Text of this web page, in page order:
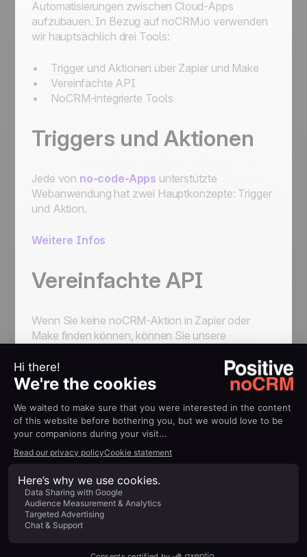
Automatisierungsmaschine mit Zapier erstellt
Einem Lead zuweisen, eine E-Mail senden,
ihn zum nächsten Schritt bewegen und dann
Zuweisung eines eingehenden Leads, der
eine bestimmte Bedingung erfüllt, an einen
Vertriebsmitarbeiter
einen Vertriebsmitarbeiter Ihrer Wahl
Erste Schritte zur Automatisierung:
optimierte Prozesse
Automatisierungen zwischen Cloud-Apps
aufzubauen. In Bezug auf noCRM.io verwenden
wir hauptsächlich drei Tools:
Trigger und Aktionen über Zapier und Make
Vereinfachte API
NoCRM-integrierte Tools
Triggers und Aktionen
Jede von no-code-Apps unterstützte
Webanwendung hat zwei Hauptkonzepte: Trigger
und Aktion.
Weitere Infos
Vereinfachte API
Wenn Sie keine noCRM-Aktion in Zapier oder
Make finden können, können Sie unsere
verwendet werden kann.
NoCRM-integrierte
Tools
Schließlich bietet noCRMintegrierte Tools
Anpassung Ihrer Oberfläche.
Weitere Infos